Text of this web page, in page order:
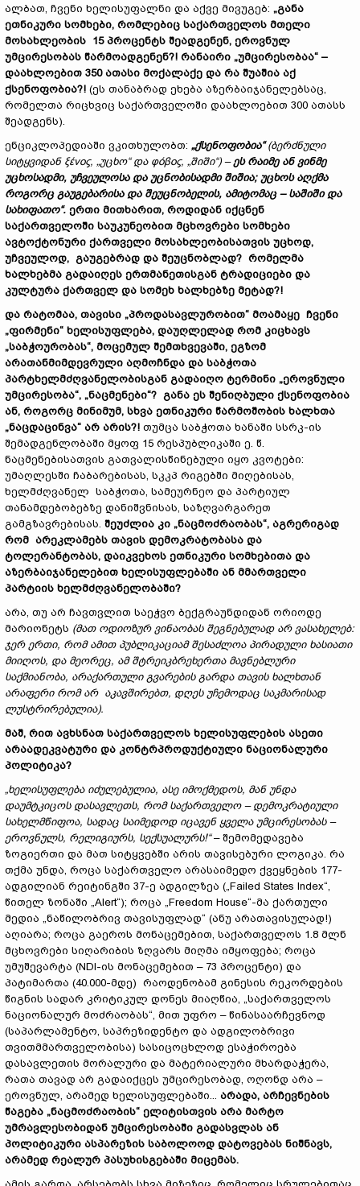
ალბათ, ჩვენი ხელისუფალნი და აქვე მივუგებ: „განა
ეთნიკური სომხები, რომლებიც საქართველოს მთელი
მოსახლეობის 15 პროცენტს შეადგენენ, ეროვნულ
უმცირესობას წარმოადგენენ?! რანაირი „უმცირესობაა“ –
დაახლოებით 350 ათასი მოქალაქე და რა შუაშია აქ
ქსენოფობია?! (ეს თანაბრად ეხება აზერბაიჯანელებსაც,
რომელთა რიცხვიც საქართველოში დაახლოებით 300 ათასს
შეადგენს).
ენციკლოპედიაში ვკითხულობთ: „ქსენოფობია“(ბერძნული
სიტყვიდან ξένος, „უცხო“ და φόβος, „შიში“) –ეს რაიმე ან ვინმე
უცხოსადმი, უჩვეულოსა და უცნობისადმი შიშია; უცხოს აღქმა
როგორც გაუგებარისა და შეუცნობელის, ამიტომაც – საშიში და
სახიფათო“. ერთი მითხარით, როდიდან იქცნენ
საქართველოში საუკუნეობით მცხოვრები სომხები
ავტოქტონური ქართველი მოსახლეობისათვის უცხოდ,
უჩვეულოდ, გაუგებრად და შეუცნობლად? რომელმა
ხალხებმა გადაიღეს ერთმანეთისგან ტრადიციები და
კულტურა ქართველ და სომეხ ხალხებზე მეტად?!
და რატომაა, თავისი „პროდასავლურობით“ მოამაყე ჩვენი
„ფირმენი“ ხელისუფლება, დაუღლელად რომ კიცხავს
„საბჭოურობას“, მოცემულ შემთხვევაში, ეგზომ
არათანმიმდევრული აღმოჩნდა და საბჭოთა
პარტხელმძღვანელობისგან გადაიღო ტერმინი „ეროვნული
უმცირესობა“, „ნაცმენები“? განა ეს შენიღბული ქსენოფობია
ან, როგორც მინიმუმ, სხვა ეთნიკური წარმოშობის ხალხთა
„ნაცდაცინვა“ არ არის?! თუმცა საბჭოთა ხანაში სსრკ-ის
შემადგენლობაში მყოფ 15 რესპუბლიკაში ე. წ.
ნაცმენებისათვის გათვალისწინებული იყო კვოტები:
უმაღლესში ჩაბარებისას, სკკპ რიგებში მიღებისას,
ხელმძღვანელ საბჭოთა, სამეურნეო და პარტიულ
თანამდებობებზე დანიშვნისას, საზღვარგარეთ
გამგზავრებისას. შეუძლია კი „ნაცმოძრაობას“, აგრერიგად
რომ არეკლამებს თავის დემოკრატობასა და
ტოლერანტობას, დაიკვეხოს ეთნიკური სომხებითა და
აზერბაიჯანელებით ხელისუფლებაში ან მმართველი
პარტიის ხელმძღვანელობაში?
არა, თუ არ ჩავთვლით საეჭვო ბექგრაუნდიდან ორიოდე
მარიონეტს (მათ ოდიოზურ ვინაობას შეგნებულად არ ვასახელებ:
ჯერ ერთი, რომ ამით პუბლიკაციამ შესაძლოა პირადული ხასიათი
მიიღოს, და მეორეც, ამ შტრეიკბრეხერთა მავნებლური
საქმიანობა, არაქართული გვარების გარდა თავის ხალხთან
არაფერი რომ არ აკავშირებთ, დღეს უჩემოდაც საკმარისად
ლუსტრირებულია).
მაშ, რით ავხსნათ საქართველოს ხელისუფლების ასეთი
არაადეკვატური და კონტრპროდუქტიული ნაციონალური
პოლიტიკა?
„ხელისუფლება იძულებულია, ასე იმოქმედოს, მან უნდა
დაუმტკიცოს დასავლეთს, რომ საქართველო – დემოკრატიული
სახელმწიფოა, სადაც საიმედოდ იცავენ ყველა უმცირესობას –
ეროვნულს, რელიგიურს, სექსუალურს!“– შემომედავება
ზოგიერთი და მათ სიტყვებში არის თავისებური ლოგიკა. რა
თქმა უნდა, როცა საქართველო არასაიმედო ქვეყნების 177-
ადგილიან რეიტინგში 37-ე ადგილზეა („Failed States Index“,
წითელ ზონაში „Alert“); როცა „Freedom House“-მა ქართული
მედია „ნაწილობრივ თავისუფლად“ (ანუ არათავისულად!)
აღიარა; როცა გაეროს მონაცემებით, საქართველოს 1.8 მლნ
მცხოვრები სიღარიბის ზღვარს მიღმა იმყოფება; როცა
უმუშევარტა (NDI-ის მონაცემებით – 73 პროცენტი) და
პატიმართა (40.000-მდე) რაოდენობამ გინესის რეკორდების
წიგნის სადარ კრიტიკულ დონეს მიაღწია, „საქართველოს
ნაციონალურ მოძრაობას“, მით უფრო – წინასაარჩევნოდ
(საპარლამენტო, საპრეზიდენტო და ადგილობრივი
თვითმმართველობისა) სასიცოცხლოდ ესაჭიროება
დასავლეთის მორალური და მატერიალური მხარდაჭერა,
რათა თავად არ გადაიქცეს უმცირესობად, ოღონდ არა –
ეროვნულ, არამედ ხელისუფლებაში... არადა, არჩევნების
წაგება „ნაცმოძრაობის“ ელიტისთვის არა მარტო
უმრავლესობიდან უმცირესობაში გადასვლას ან
პოლიტიკური ასპარეზის საბოლოოდ დატოვებას ნიშნავს,
არამედ რეალურ პასუხისგებაში მიცემას.